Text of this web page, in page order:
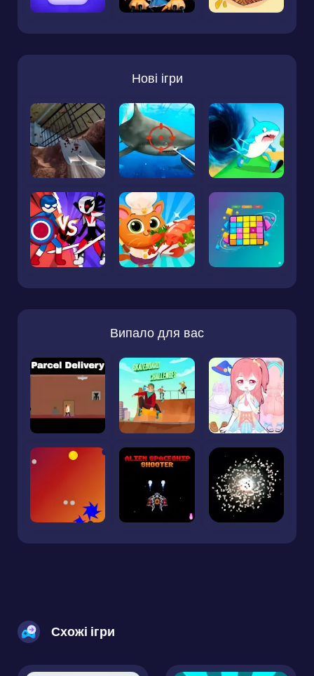
Нові ігри
Випало для вас
Схожі ігри